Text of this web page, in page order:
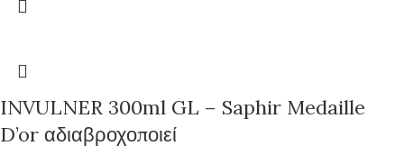
INVULNER 300ml GL – Saphir Medaille
D’or αδιαβροχοποιεί